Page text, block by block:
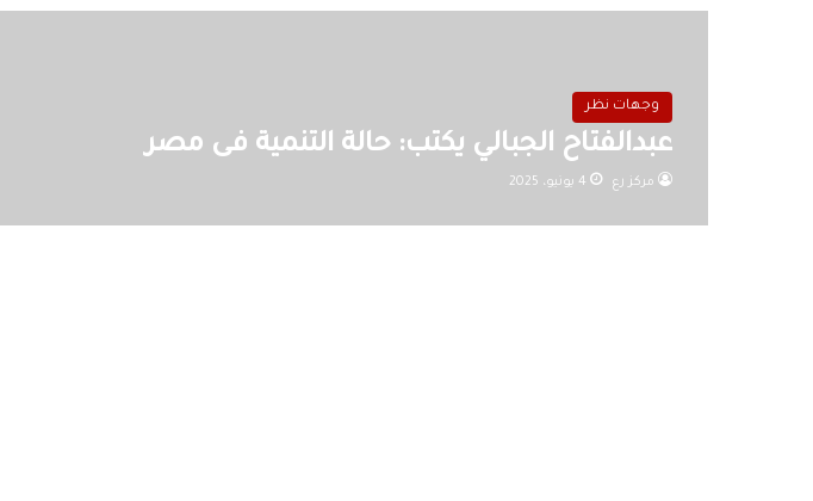
وجهات نظر
عبدالفتاح الجبالي يكتب: حالة التنمية فى مصر
مركز رع 4 يونيو، 2025